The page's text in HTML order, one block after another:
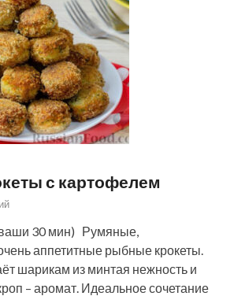
с картофелем
30 мин) Румяные,
аппетитные рыбные крокеты.
шарикам из минтая нежность и
– аромат. Идеальное сочетание